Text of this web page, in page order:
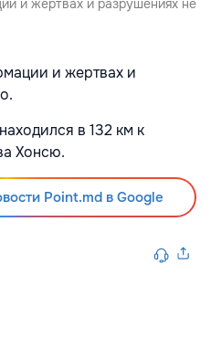
и жертвах и разрушениях не
и жертвах и
в 132 км к
Хонсю.
Point.md в Google